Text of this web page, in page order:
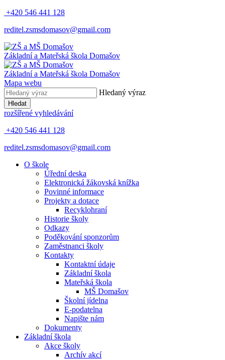
+420 546 441 128
reditel.zsmsdomasov@gmail.com
Základní a Mateřská škola Domašov
Základní a Mateřská škola Domašov
Mapa webu
Hledaný výraz
Hledat
rozšířené vyhledávání
+420 546 441 128
reditel.zsmsdomasov@gmail.com
O škole
Úřední deska
Elektronická žákovská knížka
Povinné informace
Projekty a dotace
Recyklohraní
Historie školy
Odkazy
Poděkování sponzorům
Zaměstnanci školy
Kontakty
Kontaktní údaje
Základní škola
Mateřská škola
MŠ Domašov
Školní jídelna
E-podatelna
Napište nám
Dokumenty
Základní škola
Akce školy
Archív akcí